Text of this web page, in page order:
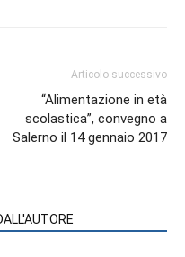
Articolo successivo
“Alimentazione in età
scolastica”, convegno a
Salerno il 14 gennaio 2017